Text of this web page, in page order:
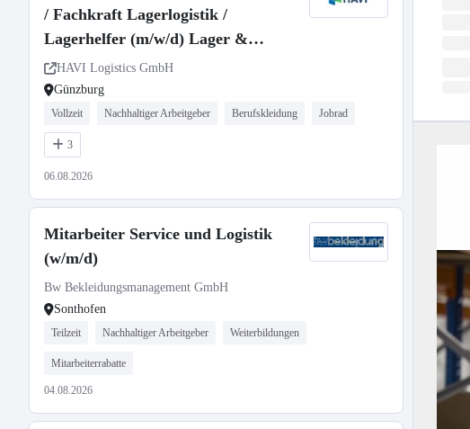
/ Fachkraft Lagerlogistik /
Lagerhelfer (m/w/d) Lager &
Logistik | Günzburg | Unbefristet
HAVI Logistics GmbH
Günzburg
Vollzeit Nachhaltiger Arbeitgeber Berufskleidung Jobrad
3
06.08.2026
Mitarbeiter Service und Logistik
(w/m/d)
Bw Bekleidungsmanagement GmbH
Sonthofen
Teilzeit Nachhaltiger Arbeitgeber Weiterbildungen
Mitarbeiterrabatte
04.08.2026